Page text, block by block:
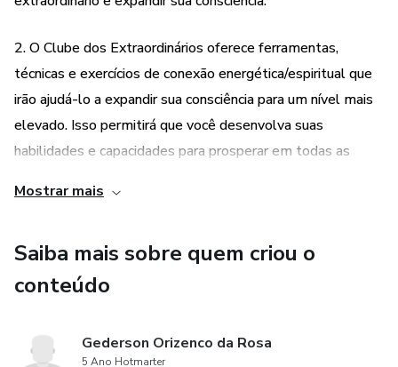
2. O Clube dos Extraordinários oferece ferramentas,
técnicas e exercícios de conexão energética/espiritual que
irão ajudá-lo a expandir sua consciência para um nível mais
elevado. Isso permitirá que você desenvolva suas
habilidades e capacidades para prosperar em todas as
para se conectar com seu Eu superior. Esses exercícios
ajudarão você a se alinhar com sua verdadeira essência e a
4. Ao fazer parte do Clube dos Extraordinários, você terá a
Mostrar mais
Saiba mais sobre quem criou o
conteúdo
Gederson Orizenco da Rosa
5 Ano Hotmarter